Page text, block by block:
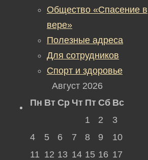
Общество «Спасение в
вере»
Полезные адреса
Для сотрудников
Спорт и здоровье
Август 2026
Пн Вт Ср Чт Пт Сб Вс
1
2
3
4
5 6 7 8 9
10
11 12 13 14 15 16 17